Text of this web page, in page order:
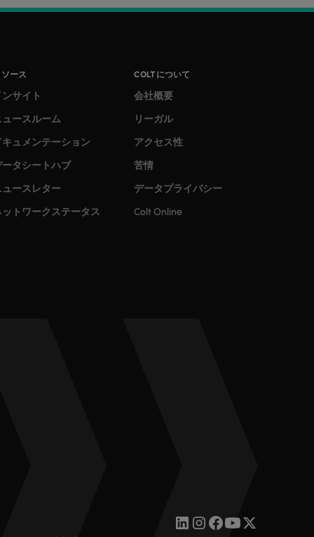
ソース
ンサイト
ュースルーム
キュメンテーション
ータシートハブ
ュースレター
ットワークステータス
COLTについて
会社概要
リーガル
アクセス性
苦情
データプライバシー
Colt Online